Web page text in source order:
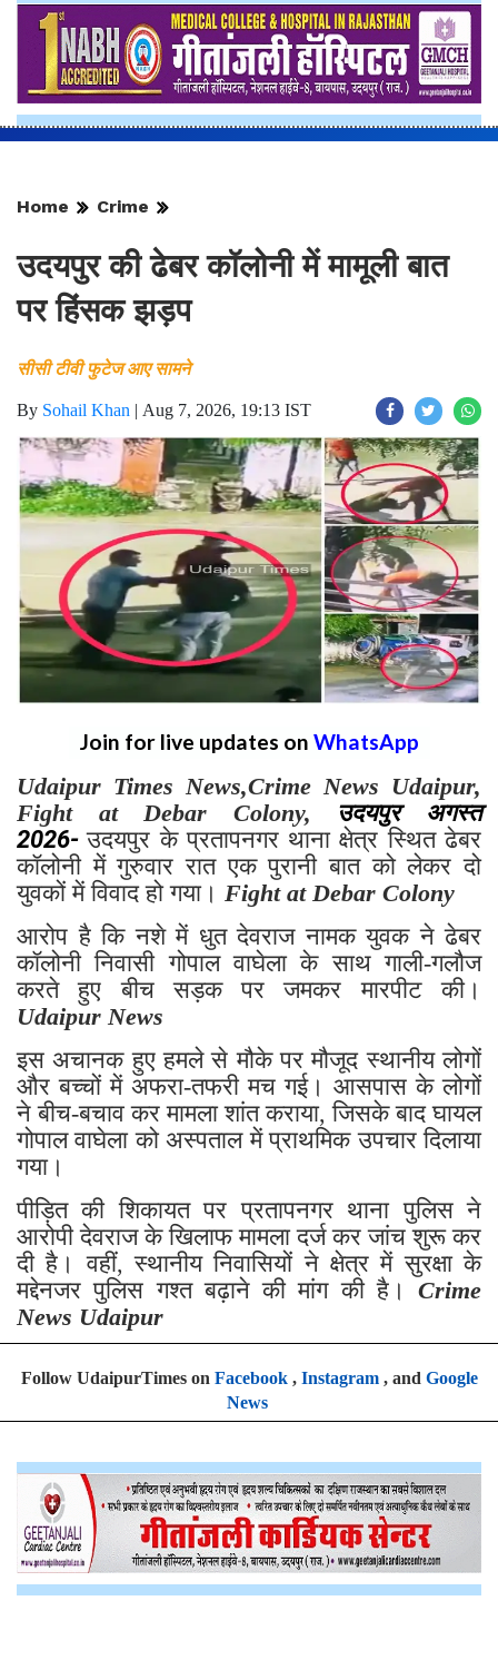
Home Crime
उदयपुर की ढेबर कॉलोनी में मामूली बात
पर हिंसक झड़प
सीसी टीवी फुटेज आए सामने
By Sohail Khan | Aug 7, 2026, 19:13 IST
Join for live updates on WhatsApp
Udaipur Times News,Crime News Udaipur,
Fight at Debar Colony, उदयपुर अगस्त
2026- उदयपुर के प्रतापनगर थाना क्षेत्र स्थित ढेबर
कॉलोनी में गुरुवार रात एक पुरानी बात को लेकर दो
युवकों में विवाद हो गया। Fight at Debar Colony
आरोप है कि नशे में धुत देवराज नामक युवक ने ढेबर
कॉलोनी निवासी गोपाल वाघेला के साथ गाली-गलौज
करते हुए बीच सड़क पर जमकर मारपीट की।
Udaipur News
इस अचानक हुए हमले से मौके पर मौजूद स्थानीय लोगों
और बच्चों में अफरा-तफरी मच गई। आसपास के लोगों
ने बीच-बचाव कर मामला शांत कराया, जिसके बाद घायल
गोपाल वाघेला को अस्पताल में प्राथमिक उपचार दिलाया
गया।
पीड़ित की शिकायत पर प्रतापनगर थाना पुलिस ने
आरोपी देवराज के खिलाफ मामला दर्ज कर जांच शुरू कर
दी है। वहीं, स्थानीय निवासियों ने क्षेत्र में सुरक्षा के
मद्देनजर पुलिस गश्त बढ़ाने की मांग की है। Crime
News Udaipur
Follow UdaipurTimes on Facebook, Instagram, and Google
News